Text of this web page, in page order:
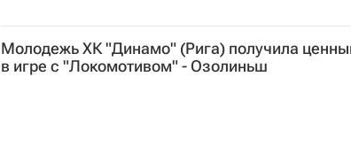
Молодежь ХК "Динамо" (Рига) получила
в игре с "Локомотивом" - Озолиньш